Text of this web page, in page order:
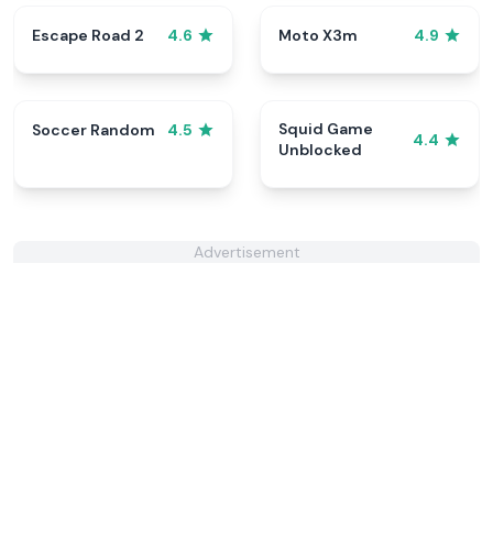
Escape Road 2 4.6 Moto X3m 4.9
Soccer Random 4.5
Squid Game
Unblocked
4.4
Advertisement